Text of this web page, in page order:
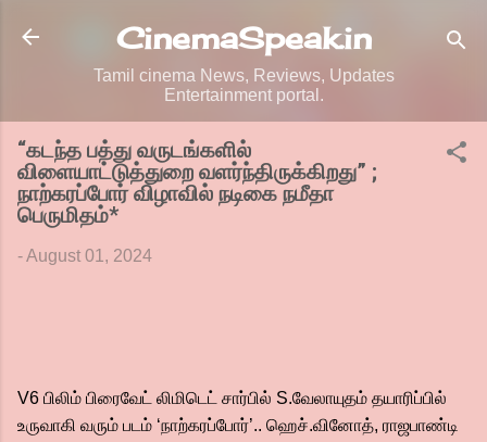
Skip to main content
CinemaSpeak.in
Tamil cinema News, Reviews, Updates
Entertainment portal.
“கடந்த பத்து வருடங்களில்
விளையாட்டுத்துறை வளர்ந்திருக்கிறது” ;
நாற்கரப்போர் விழாவில் நடிகை நமீதா
பெருமிதம்*
-August 01, 2024
V6 பிலிம் பிரைவேட் லிமிடெட் சார்பில் S.வேலாயுதம் தயாரிப்பில்
உருவாகி வரும் படம் ‘நாற்கரப்போர்’.. ஹெச்.வினோத், ராஜபாண்டி